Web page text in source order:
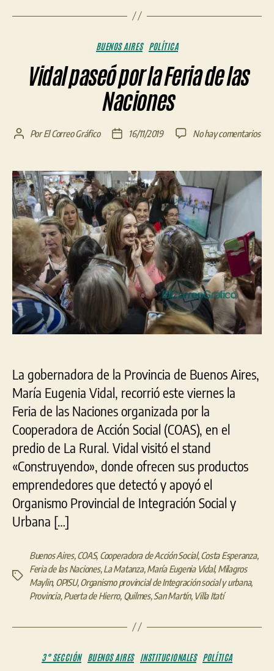
Categorías
BUENOS AIRES POLÍTICA
Vidal paseó por la Feria de las
Naciones
Autor
entrada
PorEl Correo Gráfico
Fecha
entrada
16/11/2019 No hay comentariosen
por
La gobernadora de la Provincia de Buenos Aires,
María Eugenia Vidal, recorrió este viernes la
Feria de las Naciones organizada por la
Cooperadora de Acción Social (COAS), en el
predio de La Rural. Vidal visitó el stand
«Construyendo», donde ofrecen sus productos
emprendedores que detectó y apoyó el
Organismo Provincial de Integración Social y
Urbana […]
Etiquetas
Buenos Aires,COAS, Cooperadora de Acción Social,Costa Esperanza,
Feria de las Naciones,La Matanza,María Eugenia Vidal,Milagros
Maylin, OPISU,Organismo provincial de Integración social y urbana,
Provincia,Puerta de Hierro, Quilmes,San Martín, Villa Itatí
Categorías
3° SECCIÓN BUENOS AIRES INSTITUCIONALES POLÍTICA